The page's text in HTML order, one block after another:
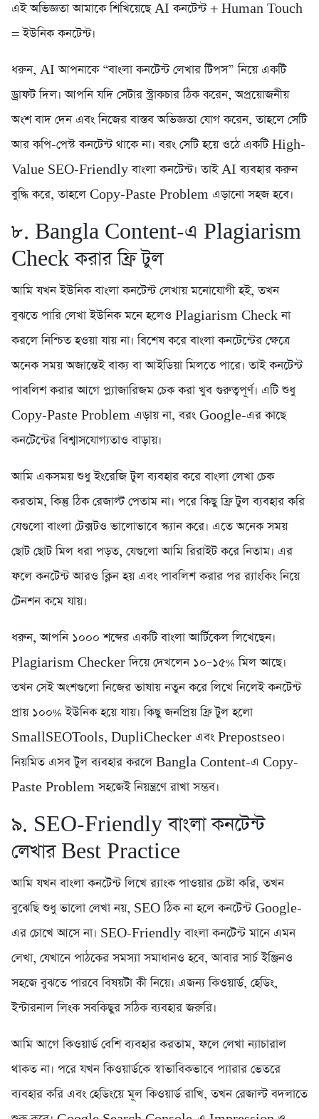
এই অভিজ্ঞতা আমাকে শিখিয়েছে AI কনটেন্ট + Human Touch
= ইউনিক কনটেন্ট।
ধরুন, AI আপনাকে “বাংলা কনটেন্ট লেখার টিপস” নিয়ে একটি
ড্রাফট দিল। আপনি যদি সেটার স্ট্রাকচার ঠিক করেন, অপ্রয়োজনীয়
অংশ বাদ দেন এবং নিজের বাস্তব অভিজ্ঞতা যোগ করেন, তাহলে সেটি
আর কপি-পেস্ট কনটেন্ট থাকে না। বরং সেটি হয়ে ওঠে একটি High-
Value SEO-Friendly বাংলা কনটেন্ট। তাই AI ব্যবহার করুন
বুদ্ধি করে, তাহলে Copy-Paste Problem এড়ানো সহজ হবে।
৮. Bangla Content-এ Plagiarism
Check করার ফ্রি টুল
আমি যখন ইউনিক বাংলা কনটেন্ট লেখায় মনোযোগী হই, তখন
বুঝতে পারি লেখা ইউনিক মনে হলেও Plagiarism Check না
করলে নিশ্চিত হওয়া যায় না। বিশেষ করে বাংলা কনটেন্টের ক্ষেত্রে
অনেক সময় অজান্তেই বাক্য বা আইডিয়া মিলতে পারে। তাই কনটেন্ট
পাবলিশ করার আগে প্ল্যাজারিজম চেক করা খুব গুরুত্বপূর্ণ। এটি শুধু
Copy-Paste Problem এড়ায় না, বরং Google-এর কাছে
কনটেন্টের বিশ্বাসযোগ্যতাও বাড়ায়।
আমি একসময় শুধু ইংরেজি টুল ব্যবহার করে বাংলা লেখা চেক
করতাম, কিন্তু ঠিক রেজাল্ট পেতাম না। পরে কিছু ফ্রি টুল ব্যবহার করি
যেগুলো বাংলা টেক্সটও ভালোভাবে স্ক্যান করে। এতে অনেক সময়
ছোট ছোট মিল ধরা পড়ত, যেগুলো আমি রিরাইট করে নিতাম। এর
ফলে কনটেন্ট আরও ক্লিন হয় এবং পাবলিশ করার পর র‍্যাংকিং নিয়ে
টেনশন কমে যায়।
ধরুন, আপনি ১০০০ শব্দের একটি বাংলা আর্টিকেল লিখেছেন।
Plagiarism Checker দিয়ে দেখলেন ১০–১৫% মিল আছে।
তখন সেই অংশগুলো নিজের ভাষায় নতুন করে লিখে নিলেই কনটেন্ট
প্রায় ১০০% ইউনিক হয়ে যায়। কিছু জনপ্রিয় ফ্রি টুল হলো
SmallSEOTools, DupliChecker এবং Prepostseo।
নিয়মিত এসব টুল ব্যবহার করলে Bangla Content-এ Copy-
Paste Problem সহজেই নিয়ন্ত্রণে রাখা সম্ভব।
৯. SEO-Friendly বাংলা কনটেন্ট
লেখার Best Practice
আমি যখন বাংলা কনটেন্ট লিখে র‍্যাংক পাওয়ার চেষ্টা করি, তখন
বুঝেছি শুধু ভালো লেখা নয়, SEO ঠিক না হলে কনটেন্ট Google-
এর চোখে আসে না। SEO-Friendly বাংলা কনটেন্ট মানে এমন
লেখা, যেখানে পাঠকের সমস্যা সমাধানও হবে, আবার সার্চ ইঞ্জিনও
সহজে বুঝতে পারবে বিষয়টা কী নিয়ে। এজন্য কিওয়ার্ড, হেডিং,
ইন্টারনাল লিংক সবকিছুর সঠিক ব্যবহার জরুরি।
আমি আগে কিওয়ার্ড বেশি ব্যবহার করতাম, ফলে লেখা ন্যাচারাল
থাকত না। পরে যখন কিওয়ার্ডকে স্বাভাবিকভাবে প্যারার ভেতরে
ব্যবহার করি এবং হেডিংয়ে মূল কিওয়ার্ড রাখি, তখন রেজাল্ট বদলাতে